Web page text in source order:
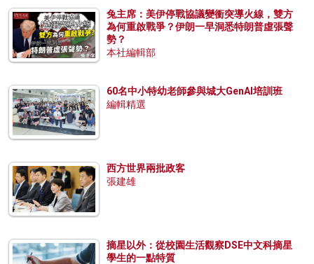
兔主席：美伊停戰協議變衝突導火線，雙方
為何重啟戰爭？伊朗一早洞悉特朗普虛張聲
勢？
本社編輯部
60名中小特幼老師參與城大GenAI培訓班
編輯精選
西方世界兩批政客
張建雄
摘星以外：從校園生活觀察DSE中文科摘星
學生的一點特質